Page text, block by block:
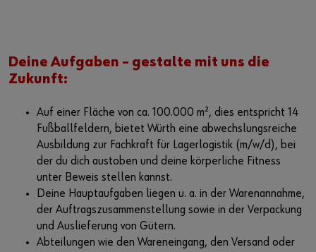
Deine Aufgaben – gestalte mit uns die
Zukunft:
Auf einer Fläche von ca. 100.000 m², dies entspricht 14
Fußballfeldern, bietet Würth eine abwechslungsreiche
Ausbildung zur Fachkraft für Lagerlogistik (m/w/d), bei
der du dich austoben und deine körperliche Fitness
unter Beweis stellen kannst.
Deine Hauptaufgaben liegen u. a. in der Warenannahme,
der Auftragszusammenstellung sowie in der Verpackung
und Auslieferung von Gütern.
Abteilungen wie den Wareneingang, den Versand oder